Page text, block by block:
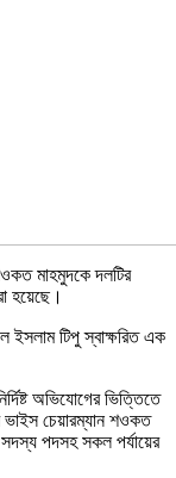
মাহমুদকে দলটির
হয়েছে।
ইসলাম টিপু স্বাক্ষরিত এক
অভিযোগের ভিত্তিতে
ভাইস চেয়ারম্যান শওকত
সদস্য পদসহ সকল পর্যায়ের